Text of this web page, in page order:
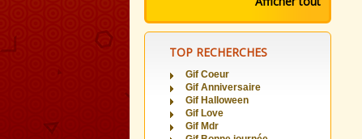
TOP RECHERCHES
Gif Coeur
Gif Anniversaire
Gif Halloween
Gif Love
Gif Mdr